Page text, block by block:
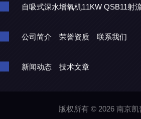
自吸式深水增氧机11KW QSB11射
公司简介 荣誉资质 联系我们
新闻动态 技术文章
版权所有 © 2026 南京